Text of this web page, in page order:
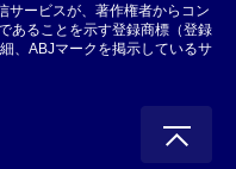
サービスが、著作権者からコン
あることを示す登録商標（登録
、ABJマークを掲示しているサ